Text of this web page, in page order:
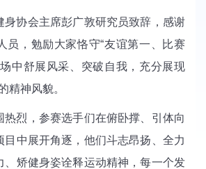
协会主席彭广敦研究员致辞，感谢
员，勉励大家恪守“友谊第一、比赛
中舒展风采、突破自我，充分展现
精神风貌。
烈，参赛选手们在俯卧撑、引体向
目中展开角逐，他们斗志昂扬、全力
、矫健身姿诠释运动精神，每一个发